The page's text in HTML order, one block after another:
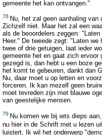
gemeente het kan ontvangen."
78 Nu, het zal geen aanhaling
Zichzelf niet. Maar het zal een
als de beoordelers zeggen:
Heer." De tweede zegt: "Laten
twee of drie getuigen, laat ieder
gemeente het en gaat zich ervoor
gezegd is, dan hebt u een boze
het komt te gebeuren, dankt dan
Nu, daar moet u op letten en
forceren. Ik kan mezelf geen
moet tevreden zijn met blauwe
van geestelijke mensen.
79 Nu komen we bij iets dieps
nu hier in de Schrift met u lezen
luistert. Ik wil het onderwerp